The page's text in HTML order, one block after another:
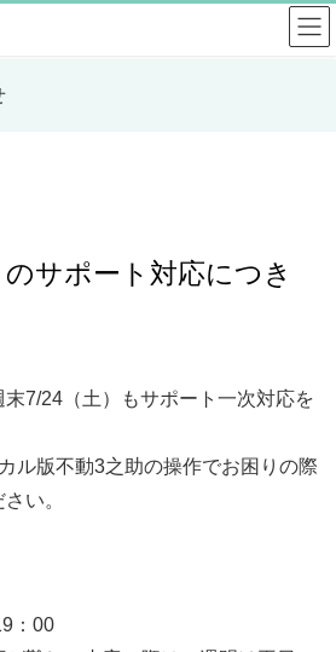
サポート対応につき
末7/24（土）もサポート一次対応を
ル版不動3之助の操作でお困りの際
い。
：00